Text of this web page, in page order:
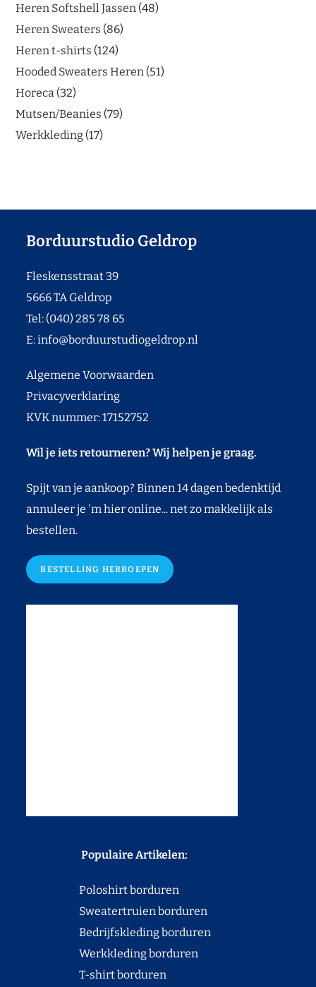
Heren Softshell Jassen 48
Heren Sweaters 86
Heren t-shirts 124
Hooded Sweaters Heren 51
Horeca 32
Mutsen/Beanies 79
Werkkleding 17
Borduurstudio Geldrop
Fleskensstraat 39
5666 TA Geldrop
Tel: (040) 285 78 65
E:info@borduurstudiogeldrop.nl
Algemene Voorwaarden
Privacyverklaring
KVK nummer: 17152752
Wil je iets retourneren? Wij helpen je graag.
Spijt van je aankoop? Binnen 14 dagen bedenktijd
annuleer je 'm hier online... net zo makkelijk als
bestellen.
BESTELLING HERROEPEN
Populaire Artikelen:
Poloshirt borduren
Sweatertruien borduren
Bedrijfskleding borduren
Werkkleding borduren
T-shirt borduren